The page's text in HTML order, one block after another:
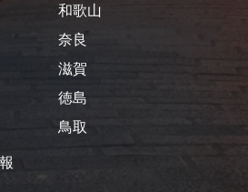
和歌山
奈良
滋賀
徳島
鳥取